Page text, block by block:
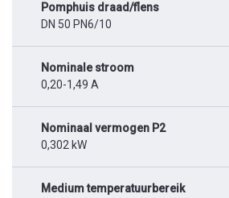
Pomphuis draad/flens
DN 50 PN6/10
Nominale stroom
0,20-1,49 A
Nominaal vermogen P2
0,302 kW
Medium temperatuurbereik